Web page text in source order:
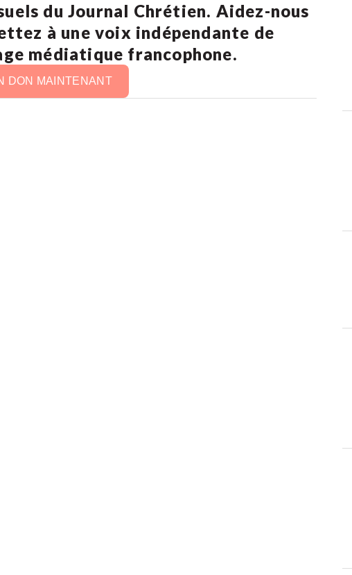
du Journal Chrétien. Aidez-nous
à une voix indépendante de
médiatique francophone.
DON MAINTENANT